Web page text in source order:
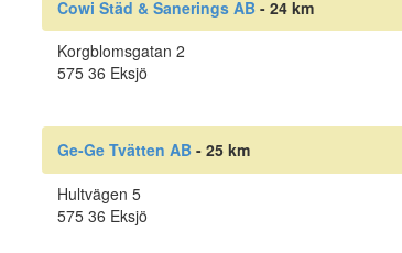
Cowi Städ & Sanerings AB- 24 km
Korgblomsgatan 2
575 36 Eksjö
Ge-Ge Tvätten AB- 25 km
Hultvägen 5
575 36 Eksjö